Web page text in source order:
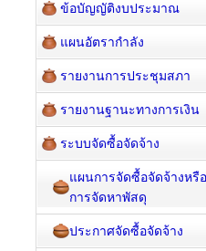
ข้อบัญญัติงบประมาณ
แผนอัตรากำลัง
รายงานการประชุมสภา
รายงานฐานะทางการเงิน
ระบบจัดซื้อจัดจ้าง
แผนการจัดซื้อจัดจ้างหรือ
การจัดหาพัสดุ
ประกาศจัดซื้อจัดจ้าง